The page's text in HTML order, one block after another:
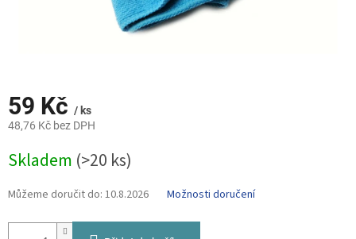
59 Kč / ks
48,76 Kč bez DPH
cena:
Skladem (>20 ks)
Můžeme doručit do: 10.8.2026 Možnosti doručení